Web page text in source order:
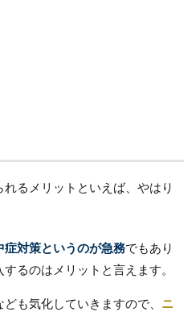
るメリットといえば、やはり
対策というのが急務でもあり
るのはメリットと言えます。
も気化していきますので、 ニ